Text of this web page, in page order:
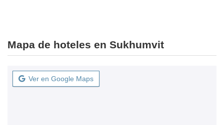
Mapa de hoteles en Sukhumvit
Ver en Google Maps